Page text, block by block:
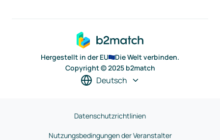
Hergestellt in der EU
Die Welt verbinden.
Copyright © 2025 b2match
Deutsch
Datenschutzrichtlinien
Nutzungsbedingungen der Veranstalter